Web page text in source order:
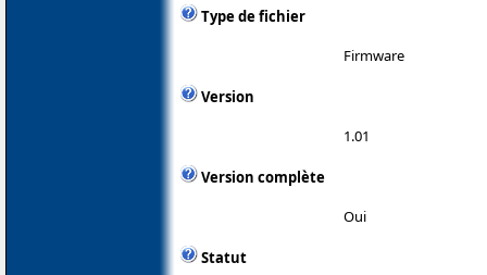
Type de fichier
Firmware
Version
1.01
Version complète
Oui
Statut